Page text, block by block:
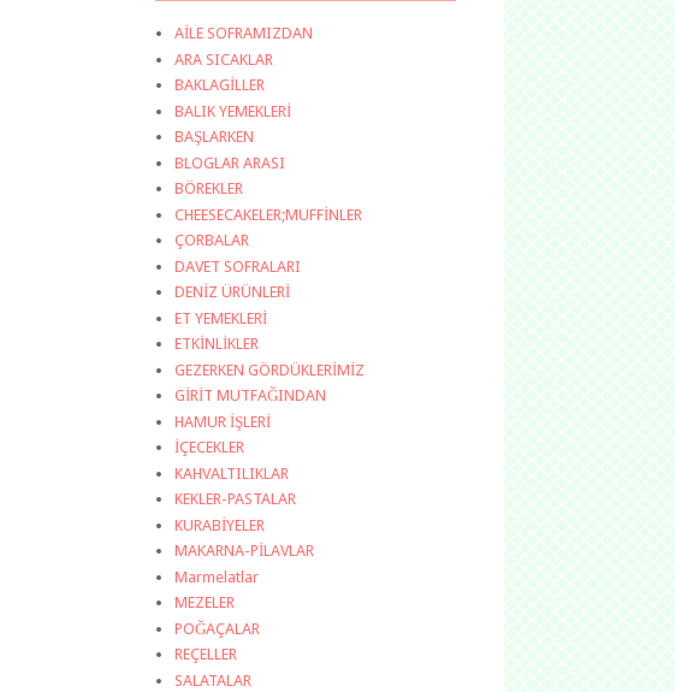
AİLE SOFRAMIZDAN
ARA SICAKLAR
BAKLAGİLLER
BALIK YEMEKLERİ
BAŞLARKEN
BLOGLAR ARASI
BÖREKLER
CHEESECAKELER;MUFFİNLER
ÇORBALAR
DAVET SOFRALARI
DENİZ ÜRÜNLERİ
ET YEMEKLERİ
ETKİNLİKLER
GEZERKEN GÖRDÜKLERİMİZ
GİRİT MUTFAĞINDAN
HAMUR İŞLERİ
İÇECEKLER
KAHVALTILIKLAR
KEKLER-PASTALAR
KURABİYELER
MAKARNA-PİLAVLAR
Marmelatlar
MEZELER
POĞAÇALAR
REÇELLER
SALATALAR